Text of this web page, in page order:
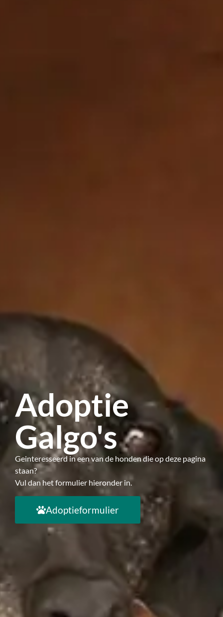
Adoptie
Galgo's
Geinteresseerd in een van de honden die op deze pagina
staan?
Vul dan het formulier hieronder in.
Adoptieformulier